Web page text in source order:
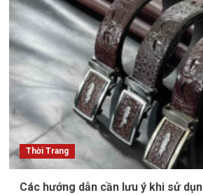
Thời Trang
Các hướng dẫn cần lưu ý khi sử